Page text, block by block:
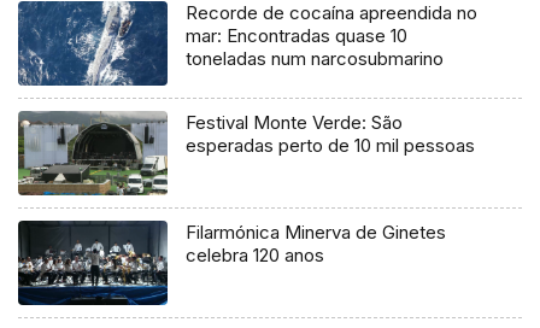
Recorde de cocaína apreendida no
mar: Encontradas quase 10
toneladas num narcosubmarino
Festival Monte Verde: São
esperadas perto de 10 mil pessoas
Filarmónica Minerva de Ginetes
celebra 120 anos